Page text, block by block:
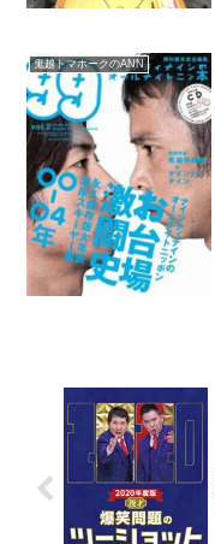
鬼越トマホークのANN